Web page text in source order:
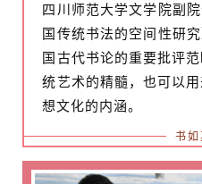
四川师范大学文学院副
国传统书法的空间性研
国古代书论的重要批评
统艺术的精髓，也可以
想文化的内涵。
书如